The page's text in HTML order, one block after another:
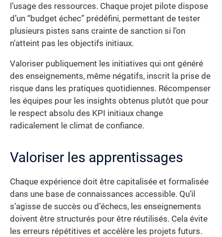
l’usage des ressources. Chaque projet pilote dispose
d’un “budget échec” prédéfini, permettant de tester
plusieurs pistes sans crainte de sanction si l’on
n’atteint pas les objectifs initiaux.
Valoriser publiquement les initiatives qui ont généré
des enseignements, même négatifs, inscrit la prise de
risque dans les pratiques quotidiennes. Récompenser
les équipes pour les insights obtenus plutôt que pour
le respect absolu des KPI initiaux change
radicalement le climat de confiance.
Valoriser les apprentissages
Chaque expérience doit être capitalisée et formalisée
dans une base de connaissances accessible. Qu’il
s’agisse de succès ou d’échecs, les enseignements
doivent être structurés pour être réutilisés. Cela évite
les erreurs répétitives et accélère les projets futurs.